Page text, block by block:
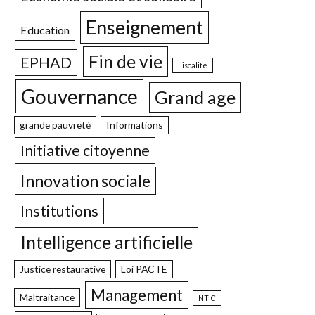
Education Enseignement
EPHAD Fin de vie Fiscalité
Gouvernance Grand age
grande pauvreté Informations
Initiative citoyenne
Innovation sociale
Institutions
Intelligence artificielle
Justice restaurative Loi PACTE
Maltraitance Management NTIC